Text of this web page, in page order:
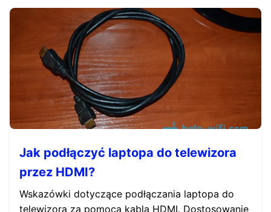
Jak podłączyć laptopa do telewizora
przez HDMI?
Wskazówki dotyczące podłączania laptopa do
telewizora za pomocą kabla HDMI. Dostosowanie